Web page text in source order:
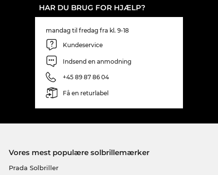
HAR DU BRUG FOR HJÆLP?
mandag til fredag fra kl. 9-18
Kundeservice
Indsend en anmodning
+45 89 87 86 04
Få en returlabel
Vores mest populære solbrillemærker
Prada Solbriller